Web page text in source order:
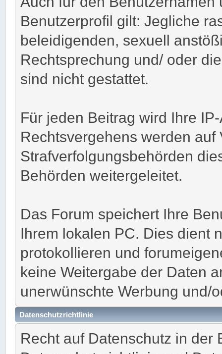
Benutzerprofil gilt: Jegliche
beleidigenden, sexuell
Rechtsprechung und/ oder
sind nicht gestattet.
Für jeden Beitrag wird Ihre
Rechtsvergehens werden auf
Strafverfolgungsbehörden
Behörden weitergeleitet.
Das Forum speichert Ihre
Ihrem lokalen PC. Dies dient
protokollieren und
keine Weitergabe der Daten
unerwünschte Werbung und/
Datenschutzrichtlinie
Recht auf Datenschutz in der